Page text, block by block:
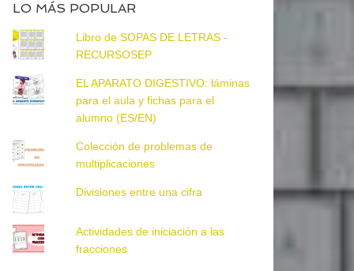
LO MÁS POPULAR
Libro de SOPAS DE LETRAS -
RECURSOSEP
EL APARATO DIGESTIVO: láminas
para el aula y fichas para el
alumno (ES/EN)
Colección de problemas de
multiplicaciones
Divisiones entre una cifra
Actividades de iniciación a las
fracciones